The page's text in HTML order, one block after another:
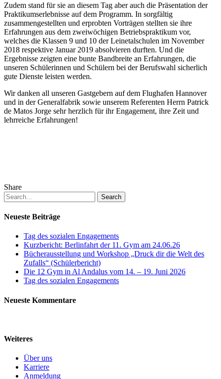
Zudem stand für sie an diesem Tag aber auch die Präsentation der
Praktikumserlebnisse auf dem Programm. In sorgfältig
zusammengestellten und erprobten Vorträgen stellten sie ihre
Erfahrungen aus dem zweiwöchigen Betriebspraktikum vor,
welches die Klassen 9 und 10 der Leinetalschulen im November
2018 respektive Januar 2019 absolvieren durften. Und die
Ergebnisse zeigten eine bunte Bandbreite an Erfahrungen, die
unseren Schülerinnen und Schülern bei der Berufswahl sicherlich
gute Dienste leisten werden.
Wir danken all unseren Gastgebern auf dem Flughafen Hannover
und in der Generalfabrik sowie unserem Referenten Herrn Patrick
de Matos Jorge sehr herzlich für ihr Engagement, ihre Zeit und
lehrreiche Erfahrungen!
Share
Search
Neueste Beiträge
Tag des sozialen Engagements
Kurzbericht: Berlinfahrt der 11. Gym am 24.06.26
Bücherausstellung und Workshop „Druck dir die Welt des
Zufalls“ (Schülerbericht)
Die 12 Gym in Al Andalus vom 14. – 19. Juni 2026
Tag des sozialen Engagements
Neueste Kommentare
Weiteres
Über uns
Karriere
Anmeldung